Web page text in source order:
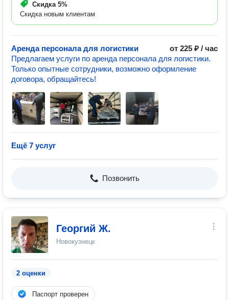
Скидка 5%
Скидка новым клиентам
Аренда персонала для логистики
от 225 ₽ / час
Предлагаем услуги по аренда персонала для логистики.
Только опытные сотрудники, возможно оформление
договора, обращайтесь!
Ещё 7 услуг
Позвонить
Георгий Ж.
Новокузнецк
2 оценки
Паспорт проверен